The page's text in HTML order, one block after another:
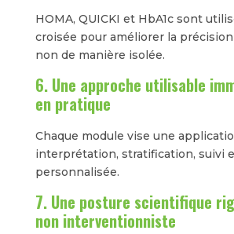
HOMA, QUICKI et HbA1c sont
croisée pour améliorer la précision
non de manière isolée.
6. Une approche utilisable
en pratique
Chaque module vise une
interprétation, stratification, suivi
personnalisée.
7. Une posture scientifique
non interventionniste